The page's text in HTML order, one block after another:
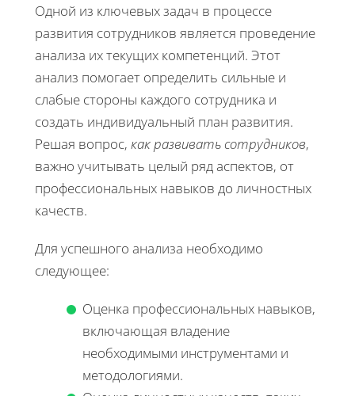
Одной из ключевых задач в процессе
развития сотрудников является проведение
анализа их текущих компетенций. Этот
анализ помогает определить сильные и
слабые стороны каждого сотрудника и
создать индивидуальный план развития.
Решая вопрос, как развивать сотрудников,
важно учитывать целый ряд аспектов, от
профессиональных навыков до личностных
качеств.
Для успешного анализа необходимо
следующее:
Оценка профессиональных навыков,
включающая владение
необходимыми инструментами и
методологиями.